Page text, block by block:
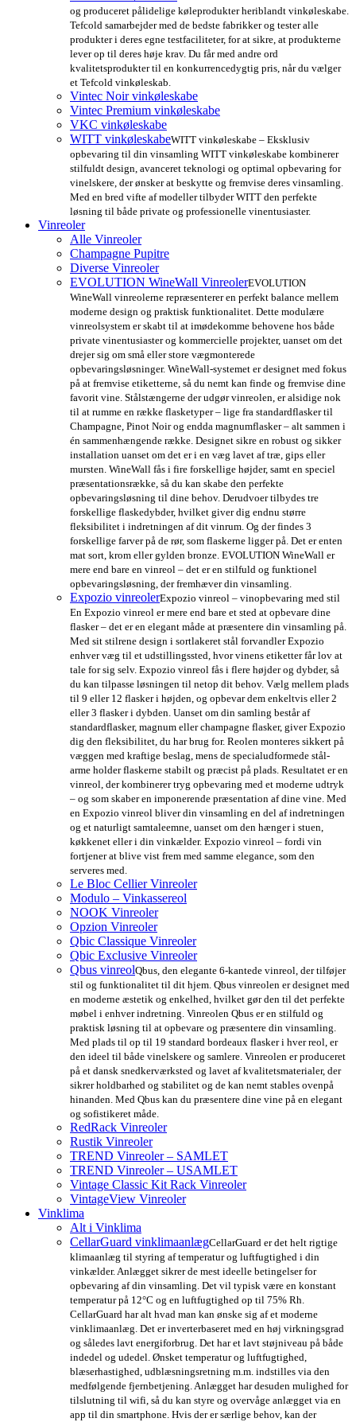
og produceret pålidelige køleprodukter heriblandt vinkøleskabe.
Tefcold samarbejder med de bedste fabrikker og tester alle
produkter i deres egne testfaciliteter, for at sikre, at produkterne
lever op til deres høje krav. Du får med andre ord
kvalitetsprodukter til en konkurrencedygtig pris, når du vælger
et Tefcold vinkøleskab.
Vintec Noir vinkøleskabe
Vintec Premium vinkøleskabe
VKC vinkøleskabe
WITT vinkøleskabeWITT vinkøleskabe – Eksklusiv
opbevaring til din vinsamling WITT vinkøleskabe kombinerer
stilfuldt design, avanceret teknologi og optimal opbevaring for
vinelskere, der ønsker at beskytte og fremvise deres vinsamling.
Med en bred vifte af modeller tilbyder WITT den perfekte
løsning til både private og professionelle vinentusiaster.
Vinreoler
Alle Vinreoler
Champagne Pupitre
Diverse Vinreoler
EVOLUTION WineWall VinreolerEVOLUTION
WineWall vinreolerne repræsenterer en perfekt balance mellem
moderne design og praktisk funktionalitet. Dette modulære
vinreolsystem er skabt til at imødekomme behovene hos både
private vinentusiaster og kommercielle projekter, uanset om det
drejer sig om små eller store vægmonterede
opbevaringsløsninger. WineWall-systemet er designet med fokus
på at fremvise etiketterne, så du nemt kan finde og fremvise dine
favorit vine. Stålstængerne der udgør vinreolen, er alsidige nok
til at rumme en række flasketyper – lige fra standardflasker til
Champagne, Pinot Noir og endda magnumflasker – alt sammen i
én sammenhængende række. Designet sikre en robust og sikker
installation uanset om det er i en væg lavet af træ, gips eller
mursten. WineWall fås i fire forskellige højder, samt en speciel
præsentationsrække, så du kan skabe den perfekte
opbevaringsløsning til dine behov. Derudvoer tilbydes tre
forskellige flaskedybder, hvilket giver dig endnu større
fleksibilitet i indretningen af dit vinrum. Og der findes 3
forskellige farver på de rør, som flaskerne ligger på. Det er enten
mat sort, krom eller gylden bronze. EVOLUTION WineWall er
mere end bare en vinreol – det er en stilfuld og funktionel
opbevaringsløsning, der fremhæver din vinsamling.
Expozio vinreolerExpozio vinreol – vinopbevaring med stil
En Expozio vinreol er mere end bare et sted at opbevare dine
flasker – det er en elegant måde at præsentere din vinsamling på.
Med sit stilrene design i sortlakeret stål forvandler Expozio
enhver væg til et udstillingssted, hvor vinens etiketter får lov at
tale for sig selv. Expozio vinreol fås i flere højder og dybder, så
du kan tilpasse løsningen til netop dit behov. Vælg mellem plads
til 9 eller 12 flasker i højden, og opbevar dem enkeltvis eller 2
eller 3 flasker i dybden. Uanset om din samling består af
standardflasker, magnum eller champagne flasker, giver Expozio
dig den fleksibilitet, du har brug for. Reolen monteres sikkert på
væggen med kraftige beslag, mens de specialudformede stål-
arme holder flaskerne stabilt og præcist på plads. Resultatet er en
vinreol, der kombinerer tryg opbevaring med et moderne udtryk
– og som skaber en imponerende præsentation af dine vine. Med
en Expozio vinreol bliver din vinsamling en del af indretningen
og et naturligt samtaleemne, uanset om den hænger i stuen,
køkkenet eller i din vinkælder. Expozio vinreol – fordi vin
fortjener at blive vist frem med samme elegance, som den
serveres med.
Le Bloc Cellier Vinreoler
Modulo – Vinkassereol
NOOK Vinreoler
Opzion Vinreoler
Qbic Classique Vinreoler
Qbic Exclusive Vinreoler
Qbus vinreolQbus, den elegante 6-kantede vinreol, der tilføjer
stil og funktionalitet til dit hjem. Qbus vinreolen er designet med
en moderne æstetik og enkelhed, hvilket gør den til det perfekte
møbel i enhver indretning. Vinreolen Qbus er en stilfuld og
praktisk løsning til at opbevare og præsentere din vinsamling.
Med plads til op til 19 standard bordeaux flasker i hver reol, er
den ideel til både vinelskere og samlere. Vinreolen er produceret
på et dansk snedkerværksted og lavet af kvalitetsmaterialer, der
sikrer holdbarhed og stabilitet og de kan nemt stables ovenpå
hinanden. Med Qbus kan du præsentere dine vine på en elegant
og sofistikeret måde.
RedRack Vinreoler
Rustik Vinreoler
TREND Vinreoler – SAMLET
TREND Vinreoler – USAMLET
Vintage Classic Kit Rack Vinreoler
VintageView Vinreoler
Vinklima
Alt i Vinklima
CellarGuard vinklimaanlægCellarGuard er det helt rigtige
klimaanlæg til styring af temperatur og luftfugtighed i din
vinkælder. Anlægget sikrer de mest ideelle betingelser for
opbevaring af din vinsamling. Det vil typisk være en konstant
temperatur på 12°C og en luftfugtighed op til 75% Rh.
CellarGuard har alt hvad man kan ønske sig af et moderne
vinklimaanlæg. Det er inverterbaseret med en høj virkningsgrad
og således lavt energiforbrug. Det har et lavt støjniveau på både
indedel og udedel. Ønsket temperatur og luftfugtighed,
blæserhastighed, udblæsningsretning m.m. indstilles via den
medfølgende fjernbetjening. Anlægget har desuden mulighed for
tilslutning til wifi, så du kan styre og overvåge anlægget via en
app til din smartphone. Hvis der er særlige behov, kan der